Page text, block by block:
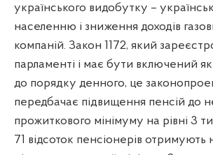
українського видобутку –
населенню і зниження доходів
компаній. Закон 1172, який
парламенті і має бути включений
до порядку денного, це
передбачає підвищення пенсій до
прожиткового мінімуму на рівні 3
71 відсоток пенсіонерів